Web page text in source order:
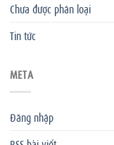
Chưa được phân loại
Tin tức
META
Đăng nhập